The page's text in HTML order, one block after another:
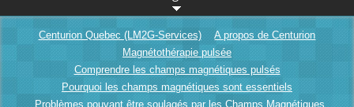
Centurion Quebec (LM2G-Services)
A propos de Centurion
Magnétothérapie pulsée
Comprendre les champs magnétiques pulsés
Pourquoi les champs magnétiques sont essentiels
Problèmes pouvant être soulagés par les Champs Magnétiques